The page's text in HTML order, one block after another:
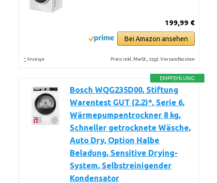
199,99 €
Bei Amazon ansehen
* Anzeige Preis inkl. MwSt., zzgl. Versandkosten
EMPFEHLUNG
Bosch WQG235D00, Stiftung
Warentest GUT (2,2)*, Serie 6,
Wärmepumpentrockner 8 kg,
Schneller getrocknete Wäsche,
Auto Dry, Option Halbe
Beladung, Sensitive Drying-
System, Selbstreinigender
Kondensator